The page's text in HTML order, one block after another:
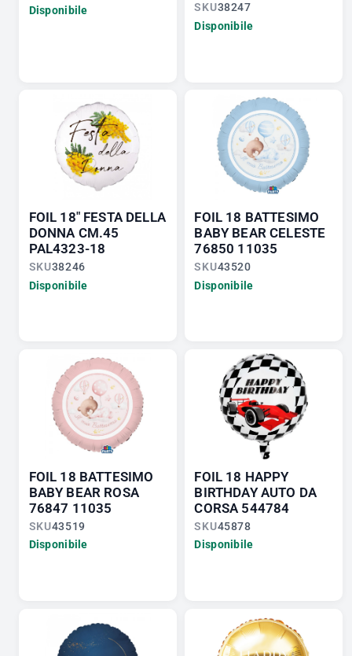
Disponibile
SKU38247
Disponibile
FOIL 18" FESTA DELLA
DONNA CM.45
PAL4323-18
SKU38246
Disponibile
FOIL 18 BATTESIMO
BABY BEAR CELESTE
76850 11035
SKU43520
Disponibile
FOIL 18 BATTESIMO
BABY BEAR ROSA
76847 11035
SKU43519
Disponibile
FOIL 18 HAPPY
BIRTHDAY AUTO DA
CORSA 544784
SKU45878
Disponibile